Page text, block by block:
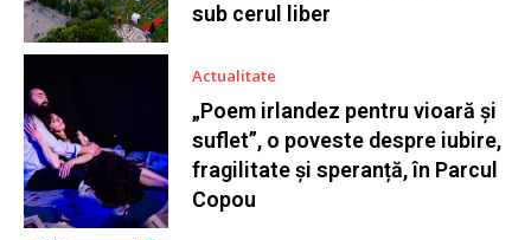
sub cerul liber
Actualitate
„Poem irlandez pentru vioară și
suflet”, o poveste despre iubire,
fragilitate și speranță, în Parcul
Copou